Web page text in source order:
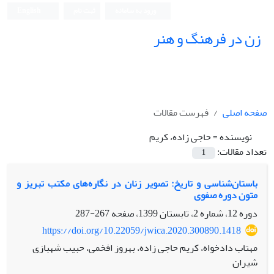
زن در فرهنگ و هنر
صفحه اصلی
فهرست مقالات
نویسنده =حاجی زاده، کریم
تعداد مقالات:
1
باستان‌شناسی و تاریخ: تصویر زنان در نگاره‌های مکتب تبریز و
متون دوره صفوی
دوره 12، شماره 2، تابستان 1399، صفحه
267-287
https://doi.org/10.22059/jwica.2020.300890.1418
مهتاب دادخواه، کریم حاجی زاده، بهروز افخمی، حبیب شهبازی
شیران